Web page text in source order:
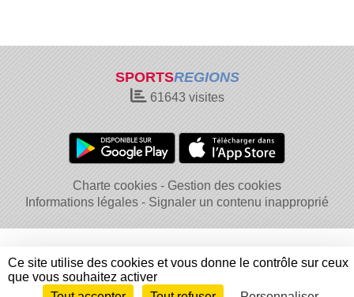
SPORTSREGIONS
61643visites
Charte cookies
Gestion des cookies
Informations légales
Signaler un contenu inapproprié
Ce site utilise des cookies et vous donne le contrôle sur ceux
que vous souhaitez activer